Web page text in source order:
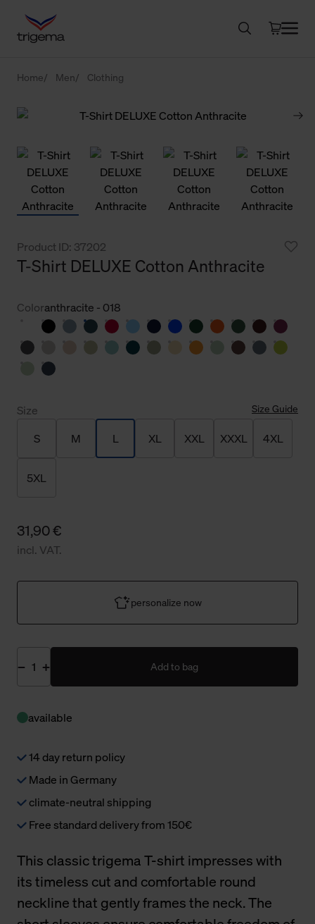
Home Men Clothing
Product ID: 37202
T-Shirt DELUXE Cotton Anthracite
Coloranthracite - 018
Size Size Guide
S M L XL XXL XXXL 4XL
5XL
31,90 €
incl. VAT.
personalize now
Add to bag
available
14 day return policy
Made in Germany
climate-neutral shipping
Free standard delivery from 150€
This classic trigema T-shirt impresses with
its timeless cut and comfortable round
neckline that gently frames the neck. The